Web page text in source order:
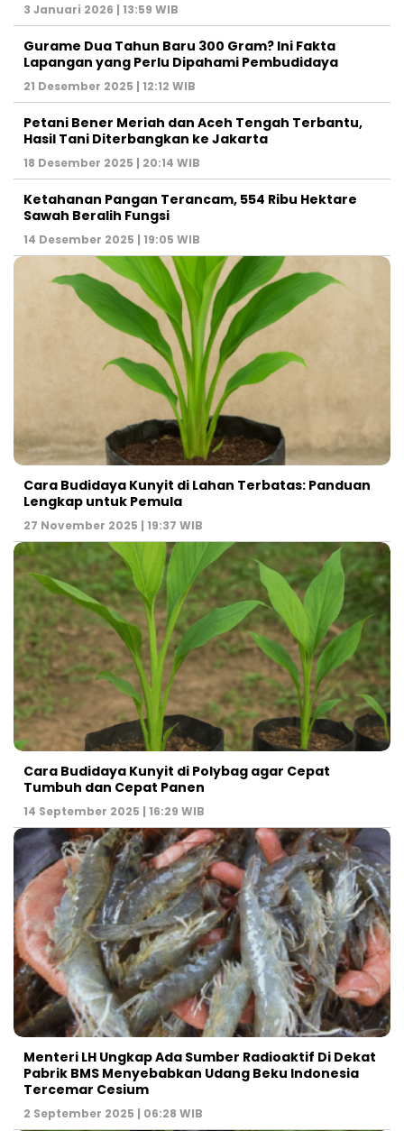
3 Januari 2026 | 13:59 WIB
Gurame Dua Tahun Baru 300 Gram? Ini Fakta
Lapangan yang Perlu Dipahami Pembudidaya
21 Desember 2025 | 12:12 WIB
Petani Bener Meriah dan Aceh Tengah Terbantu,
Hasil Tani Diterbangkan ke Jakarta
18 Desember 2025 | 20:14 WIB
Ketahanan Pangan Terancam, 554 Ribu Hektare
Sawah Beralih Fungsi
14 Desember 2025 | 19:05 WIB
Cara Budidaya Kunyit di Lahan Terbatas: Panduan
Lengkap untuk Pemula
27 November 2025 | 19:37 WIB
Cara Budidaya Kunyit di Polybag agar Cepat
Tumbuh dan Cepat Panen
14 September 2025 | 16:29 WIB
Menteri LH Ungkap Ada Sumber Radioaktif Di Dekat
Pabrik BMS Menyebabkan Udang Beku Indonesia
Tercemar Cesium
2 September 2025 | 06:28 WIB